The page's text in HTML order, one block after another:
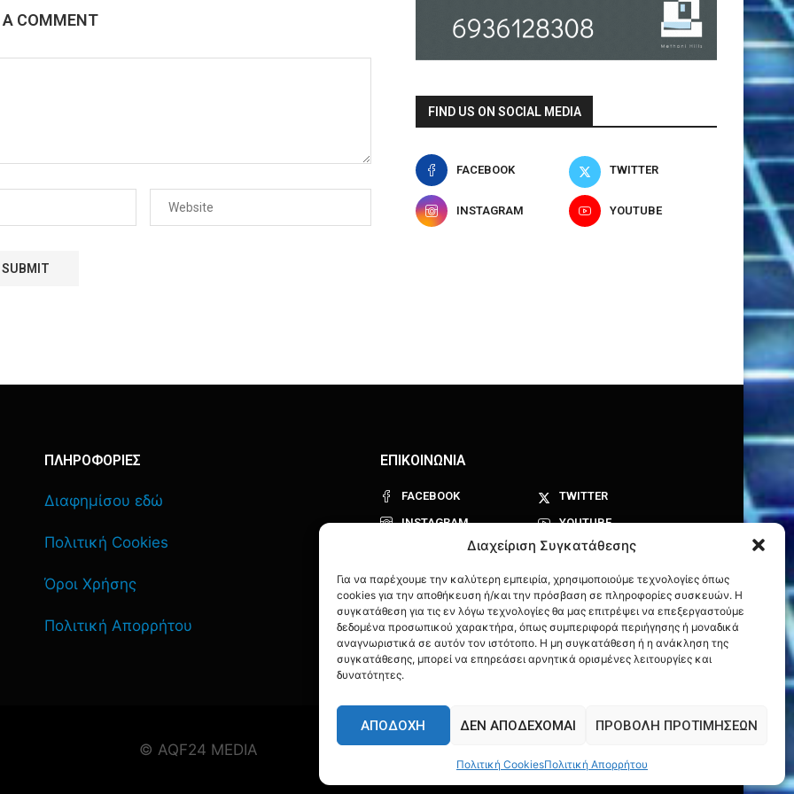
Διαχείριση Συγκατάθεσης
Για να παρέχουμε την καλύτερη εμπειρία, χρησιμοποιούμε τεχνολογίες όπως
cookies για την αποθήκευση ή/και την πρόσβαση σε πληροφορίες συσκευών. Η
συγκατάθεση για τις εν λόγω τεχνολογίες θα μας επιτρέψει να επεξεργαστούμε
δεδομένα προσωπικού χαρακτήρα, όπως συμπεριφορά περιήγησης ή μοναδικά
αναγνωριστικά σε αυτόν τον ιστότοπο. Η μη συγκατάθεση ή η ανάκληση της
συγκατάθεσης, μπορεί να επηρεάσει αρνητικά ορισμένες λειτουργίες και
δυνατότητες.
ΑΠΟΔΟΧΉ ΔΕΝ ΑΠΟΔΈΧΟΜΑΙ ΠΡΟΒΟΛΉ ΠΡΟΤΙΜΉΣΕΩΝ
Πολιτική CookiesΠολιτική Απορρήτου
A COMMENT
FIND US ON SOCIAL MEDIA
FACEBOOK TWITTER
INSTAGRAM YOUTUBE
ΠΛΗΡΟΦΟΡΙΕΣ
Διαφημίσου εδώ
Πολιτική Cookies
Όροι Χρήσης
Πολιτική Απορρήτου
ΕΠΙΚΟΙΝΩΝΙΑ
FACEBOOK
TWITTER
INSTAGRAM
YOUTUBE
© AQF24 MEDIA